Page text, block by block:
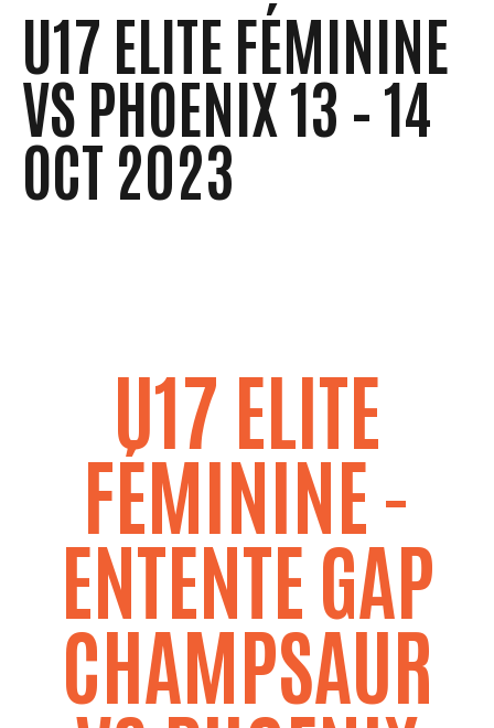
U17 ELITE FÉMININE
VS PHOENIX 13 – 14
OCT 2023
U17 ELITE
FÉMININE -
ENTENTE GAP
CHAMPSAUR